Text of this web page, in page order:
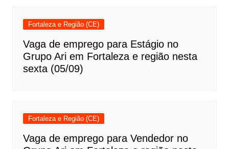
Fortaleza e Região (CE)
Vaga de emprego para Estágio no
Grupo Ari em Fortaleza e região nesta
sexta (05/09)
Fortaleza e Região (CE)
Vaga de emprego para Vendedor no